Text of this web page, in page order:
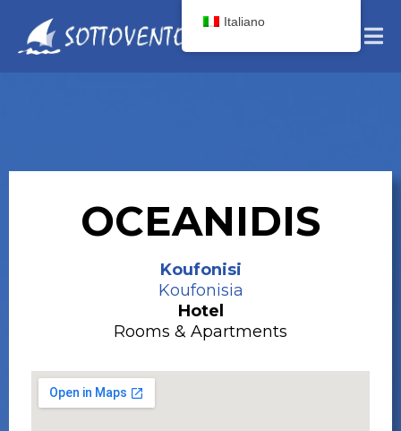
OCEANIDIS
Koufonisi
Koufonisia
Hotel
Rooms & Apartments
Italiano